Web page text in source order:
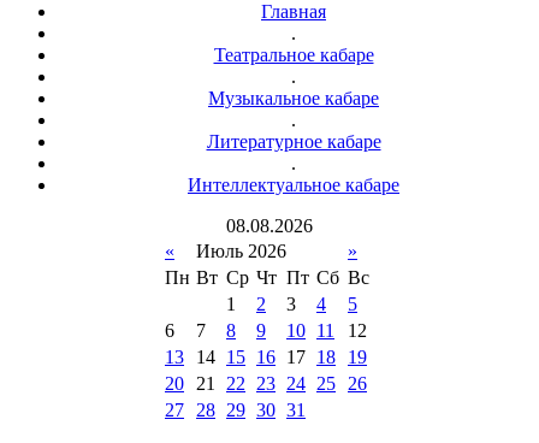
Главная
.
Театральное кабаре
.
Музыкальное кабаре
.
Литературное кабаре
.
Интеллектуальное кабаре
08.08.2026
«
Июль 2026
»
Пн Вт Ср Чт Пт Сб Вс
1
2 3 4
5
6
7 8 9 10 11
12
13
14 15 16 17 18
19
20
21 22 23 24 25
26
27
28 29 30 31